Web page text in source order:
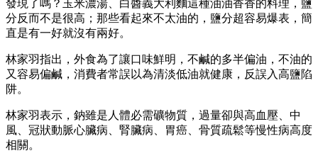
發現了嗎？玉米濃湯、白醬義大利麵這種油油香香的料理，鹽
分反而不是很高；那些看起來不太油的，鹽分超容易爆表，簡
直是有一好就沒有兩好。
林家羽指出，外食為了讓口味鮮明，不鹹的多半偏油，不油的
又容易偏鹹，消費者常誤以為清淡低油就健康，反誤入高鹽陷
阱。
林家羽表示，鈉雖是人體必需礦物質，過量卻與高血壓、中
風、冠狀動脈心臟病、腎臟病、胃癌、骨質疏鬆等慢性病高度
相關。